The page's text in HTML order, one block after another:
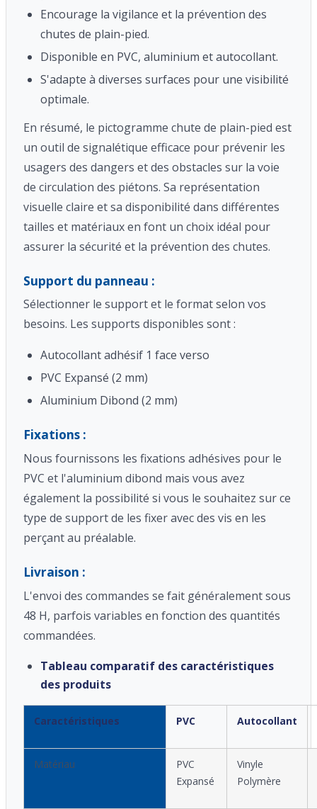
Encourage la vigilance et la prévention des
chutes de plain-pied.
Disponible en PVC, aluminium et autocollant.
S'adapte à diverses surfaces pour une visibilité
optimale.
En résumé, le pictogramme chute de plain-pied est
un outil de signalétique efficace pour prévenir les
usagers des dangers et des obstacles sur la voie
de circulation des piétons. Sa représentation
visuelle claire et sa disponibilité dans différentes
tailles et matériaux en font un choix idéal pour
assurer la sécurité et la prévention des chutes.
Support du panneau :
Sélectionner le support et le format selon vos
besoins. Les supports disponibles sont :
Autocollant adhésif 1 face verso
PVC Expansé (2 mm)
Aluminium Dibond (2 mm)
Fixations :
Nous fournissons les fixations adhésives pour le
PVC et l'aluminium dibond mais vous avez
également la possibilité si vous le souhaitez sur ce
type de support de les fixer avec des vis en les
perçant au préalable.
Livraison :
L'envoi des commandes se fait généralement sous
48 H, parfois variables en fonction des quantités
commandées.
Tableau comparatif des caractéristiques
des produits
Caractéristiques PVC Autocollant
Matériau
PVC
Expansé
Vinyle
Polymère